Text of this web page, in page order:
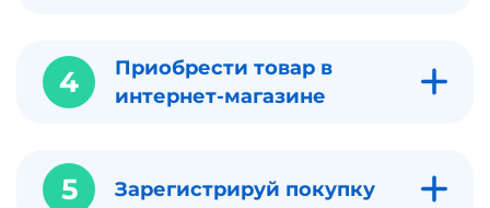
4
Приобрести товар в
интернет-магазине
5 Зарегистрируй покупку